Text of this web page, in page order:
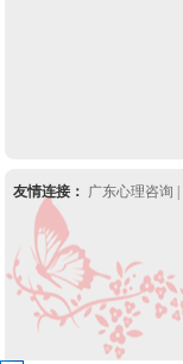
友情连接： 广东心理咨询